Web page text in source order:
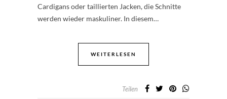
Cardigans oder taillierten Jacken, die Schnitte
werden wieder maskuliner. In diesem…
WEITERLESEN
Teilen